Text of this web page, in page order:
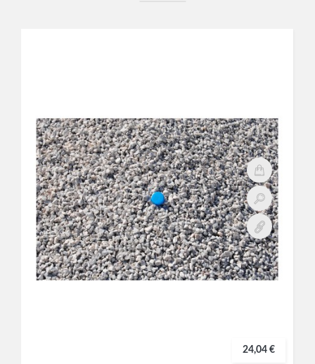
24,04 €